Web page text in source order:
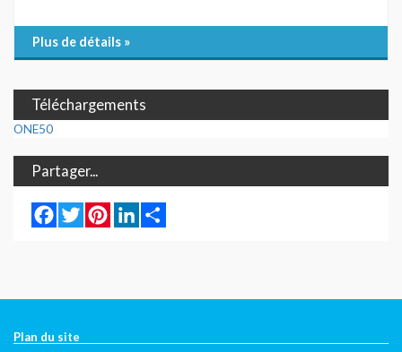
Plus de détails »
Téléchargements
ONE50
Partager...
Facebook
TwitterPinterestLinkedIn
Plan du site